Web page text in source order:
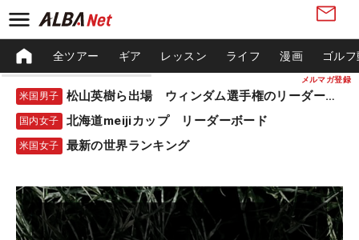
メルマガ登録
全ツアー ギア レッスン ライフ 漫画 ゴル
米国男子 松山英樹ら出場 ウィンダム選手権のリーダーボード
国内女子 北海道meijiカップ リーダーボード
米国女子 最新の世界ランキング